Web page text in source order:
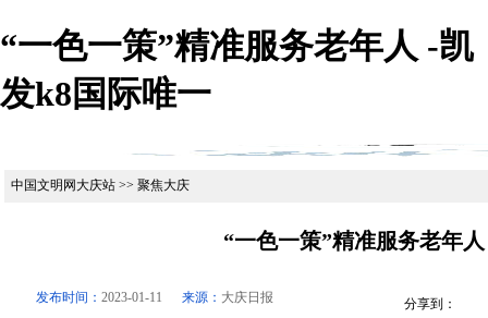
“一色一策”精准服务老年人 -凯
发k8国际唯一
中国文明网大庆站 >> 聚焦大庆
“一色一策”精准服务老年人
发布时间： 2023-01-11 来源： 大庆日报 分享到：